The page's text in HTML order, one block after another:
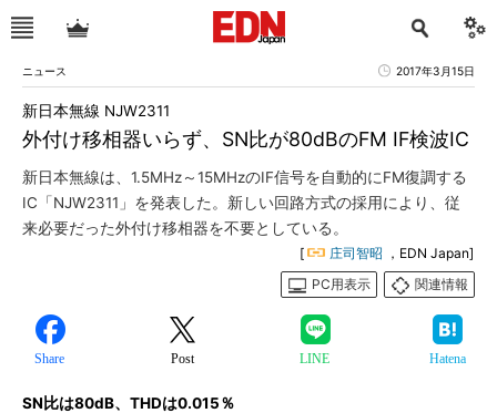
ニュース 2017年3月15日
外付け移相器いらず、SN比が80dBのFM IF検波IC
新日本無線 NJW2311
新日本無線は、1.5MHz～15MHzのIF信号を自動的にFM復調する
IC「NJW2311」を発表した。新しい回路方式の採用により、従
来必要だった外付け移相器を不要としている。
[ 庄司智昭 ，EDN Japan]
PC用表示
関連情報
Share Post LINE Hatena
SN比は80dB、THDは0.015％